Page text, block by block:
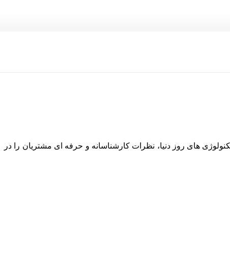
های روز دنیا، نظرات کارشناسانه و حرفه ای مشتریان را در